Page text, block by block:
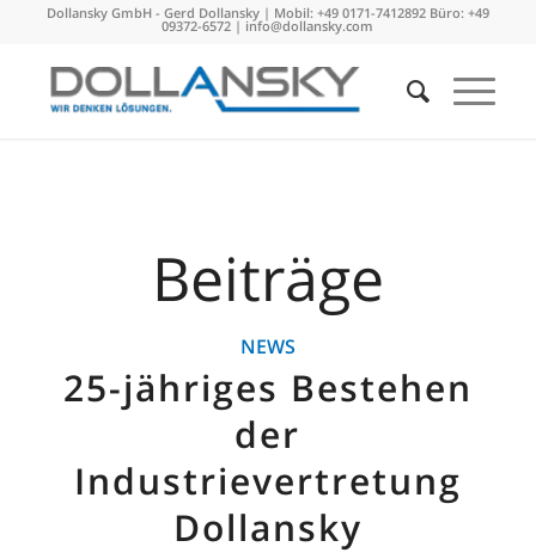
Dollansky GmbH - Gerd Dollansky | Mobil: +49 0171-7412892 Büro: +49
09372-6572 | info@dollansky.com
Beiträge
NEWS
25-jähriges Bestehen
der
Industrievertretung
Dollansky